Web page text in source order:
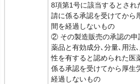
8項第1号に該当するとされ
請に係る承認を受けてから
間を経過しないもの
② その製造販売の承認の
薬品と有効成分､分量､用法
性を有すると認められた医
係る承認を受けてから厚生
経過しないもの